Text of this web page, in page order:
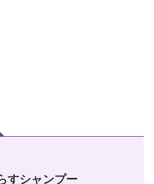
すシャンプー